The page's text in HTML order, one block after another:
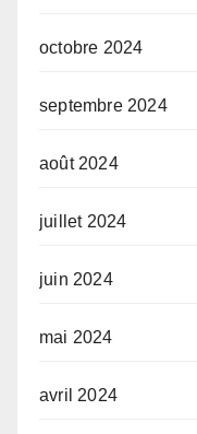
octobre 2024
septembre 2024
août 2024
juillet 2024
juin 2024
mai 2024
avril 2024